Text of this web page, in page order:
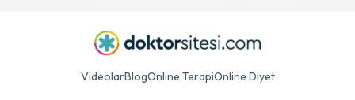
VideolarBlogOnline TerapiOnline Diyet